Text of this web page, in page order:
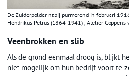
De Zuiderpolder nabij purmerend in februari
Hendrikus Petrus (1864-1941) , Atelier Coppens
Veenbrokken en slib
Als de grond eenmaal droog is, blijkt
niet mogelijk om hun bedrijf voort te